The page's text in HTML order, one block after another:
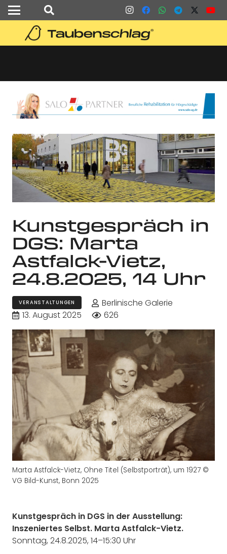
Kunstgespräch in
DGS: Marta
Astfalck-Vietz,
24.8.2025, 14 Uhr
VERANSTALTUNGEN
Berlinische Galerie
13. August 2025
626
Marta Astfalck-Vietz, Ohne Titel (Selbstporträt), um 1927 ©
VG Bild-Kunst, Bonn 2025
Kunstgespräch in DGS in der Ausstellung:
Inszeniertes Selbst. Marta Astfalck-Vietz.
Sonntag, 24.8.2025, 14–15:30 Uhr